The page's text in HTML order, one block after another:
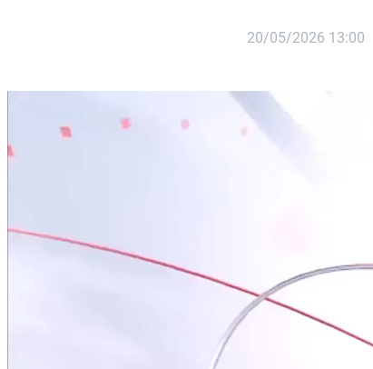
20/05/2026 13:00